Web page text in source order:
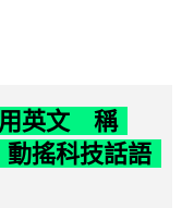
用英文 稱
動搖科技話語